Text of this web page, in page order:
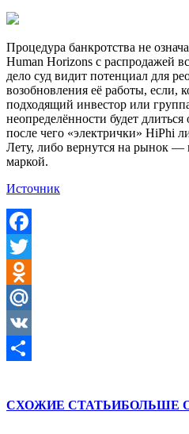
Процедура банкротства не
Human Horizons с распродажей
дело суд видит потенциал для
возобновления её работы, если,
подходящий инвестор или
неопределённости будет
после чего «электрички» HiPhi
Лету, либо вернутся на рынок
маркой.
Источник
Facebook
Twitter
Odnoklassniki
Mail.Ru
VK
СХОЖИЕ СТАТЬИБОЛЬШЕ